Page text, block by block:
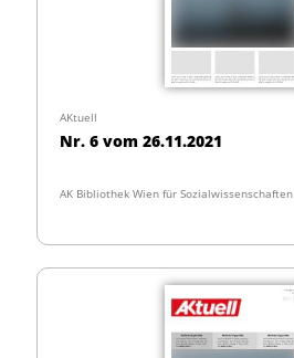
AKtuell
Nr. 6 vom 26.11.2021
AK Bibliothek Wien für Sozialwissenschaften